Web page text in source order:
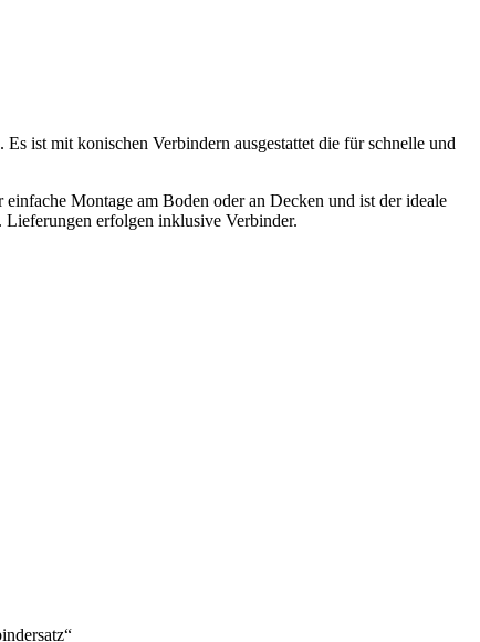
ist mit konischen Verbindern ausgestattet die für schnelle und
Montage am Boden oder an Decken und ist der ideale
erfolgen inklusive Verbinder.